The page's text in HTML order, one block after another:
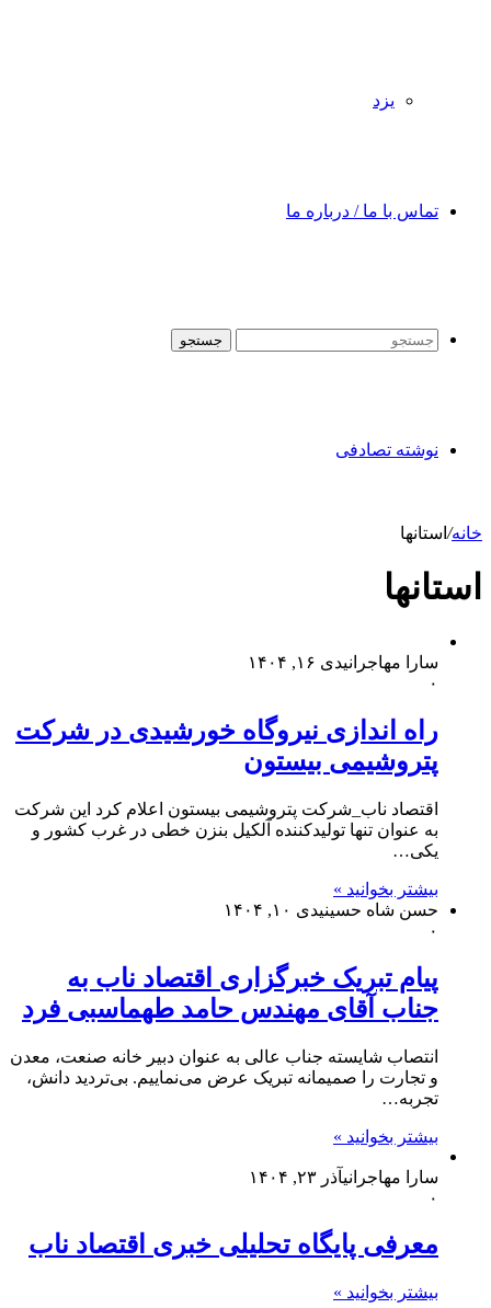
یزد
تماس با ما / درباره ما
جستجو
نوشته تصادفی
خانه/ استانها
استانها
سارا مهاجرانیدی ۱۶, ۱۴۰۴
۰
راه اندازی نیروگاه خورشیدی در شرکت
پتروشیمی بیستون
اقتصاد ناب_شرکت پتروشیمی بیستون اعلام کرد این شرکت
به عنوان تنها تولیدکننده آلکیل بنزن خطی در غرب کشور و
یکی…
بیشتر بخوانید »
حسن شاه حسینیدی ۱۰, ۱۴۰۴
۰
پیام تبریک خبرگزاری اقتصاد ناب به
جناب آقای مهندس حامد طهماسبی فرد
انتصاب شایسته جناب عالی به عنوان دبیر خانه صنعت، معدن
و تجارت را صمیمانه تبریک عرض می‌نماییم. بی‌تردید دانش،
تجربه…
بیشتر بخوانید »
سارا مهاجرانیآذر ۲۳, ۱۴۰۴
۰
معرفی پایگاه تحلیلی خبری اقتصاد ناب
بیشتر بخوانید »